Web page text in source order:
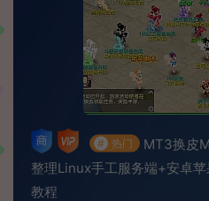
# 热门
MT3换皮
整理Linux手工服务端+安卓
教程